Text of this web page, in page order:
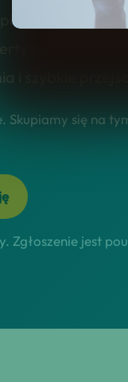
składać
i szybkie
Skupiamy się na
Zgłoszenie jest